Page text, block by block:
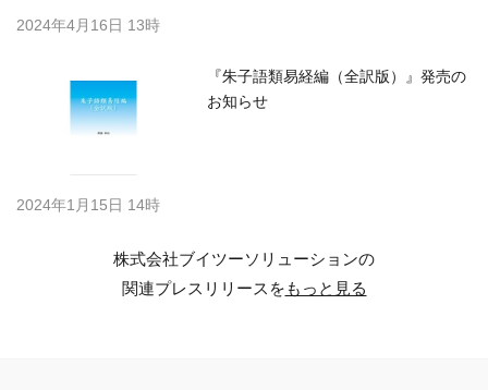
2024年4月16日 13時
『朱子語類易経編（全訳版）』発売の
お知らせ
2024年1月15日 14時
株式会社ブイツーソリューションの
関連プレスリリースをもっと見る